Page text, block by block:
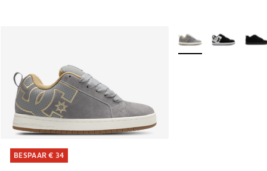
BESPAAR € 34
BESPAAR € 34
Meer kleuren